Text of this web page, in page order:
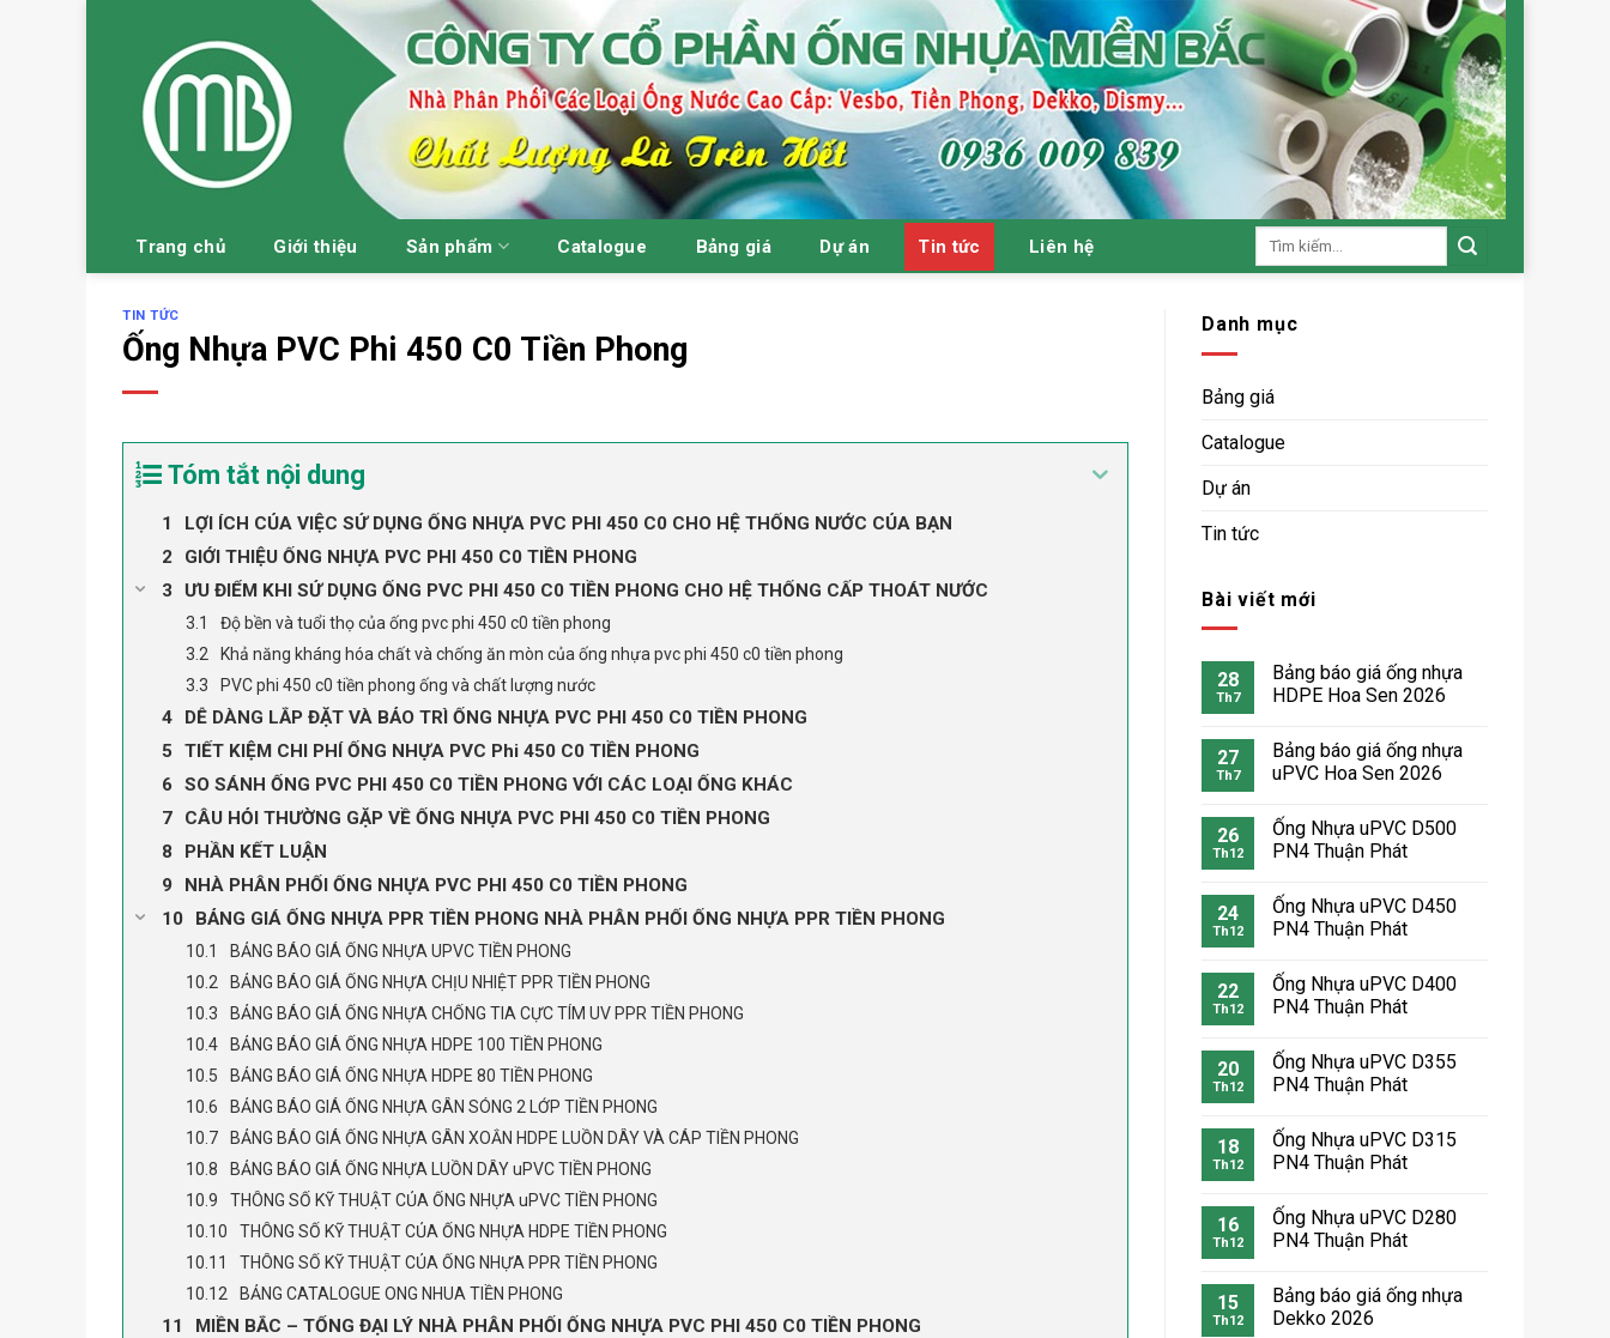
Trang chủ Giới thiệu Sản phẩm Catalogue Bảng giá Dự án Tin tức Liên hệ
Tìm
TIN TỨC
Ống Nhựa PVC Phi 450 C0 Tiền Phong
Tóm tắt nội dung
LỢI ÍCH CỦA VIỆC SỬ DỤNG ỐNG NHỰA PVC PHI 450 C0 CHO HỆ THỐNG NƯỚC CỦA BẠN
GIỚI THIỆU ỐNG NHỰA PVC PHI 450 C0 TIỀN PHONG
ƯU ĐIỂM KHI SỬ DỤNG ỐNG PVC PHI 450 C0 TIỀN PHONG CHO HỆ THỐNG CẤP THOÁT NƯỚC
Độ bền và tuổi thọ của ống pvc phi 450 c0 tiền phong
Khả năng kháng hóa chất và chống ăn mòn của ống nhựa pvc phi 450 c0 tiền phong
PVC phi 450 c0 tiền phong ống và chất lượng nước
DỄ DÀNG LẮP ĐẶT VÀ BẢO TRÌ ỐNG NHỰA PVC PHI 450 C0 TIỀN PHONG
TIẾT KIỆM CHI PHÍ ỐNG NHỰA PVC Phi 450 C0 TIỀN PHONG
SO SÁNH ỐNG PVC PHI 450 C0 TIỀN PHONG VỚI CÁC LOẠI ỐNG KHÁC
CÂU HỎI THƯỜNG GẶP VỀ ỐNG NHỰA PVC PHI 450 C0 TIỀN PHONG
PHẦN KẾT LUẬN
NHÀ PHÂN PHỐI ỐNG NHỰA PVC PHI 450 C0 TIỀN PHONG
BẢNG GIÁ ỐNG NHỰA PPR TIỀN PHONG NHÀ PHÂN PHỐI ỐNG NHỰA PPR TIỀN PHONG
BẢNG BÁO GIÁ ỐNG NHỰA UPVC TIỀN PHONG
BẢNG BÁO GIÁ ỐNG NHỰA CHỊU NHIỆT PPR TIỀN PHONG
BẢNG BÁO GIÁ ỐNG NHỰA CHỐNG TIA CỰC TÍM UV PPR TIỀN PHONG
BẢNG BÁO GIÁ ỐNG NHỰA HDPE 100 TIỀN PHONG
BẢNG BÁO GIÁ ỐNG NHỰA HDPE 80 TIỀN PHONG
BẢNG BÁO GIÁ ỐNG NHỰA GÂN SÓNG 2 LỚP TIỀN PHONG
BẢNG BÁO GIÁ ỐNG NHỰA GÂN XOẮN HDPE LUỒN DÂY VÀ CÁP TIỀN PHONG
BẢNG BÁO GIÁ ỐNG NHỰA LUỒN DÂY uPVC TIỀN PHONG
THÔNG SỐ KỸ THUẬT CỦA ỐNG NHỰA uPVC TIỀN PHONG
THÔNG SỐ KỸ THUẬT CỦA ỐNG NHỰA HDPE TIỀN PHONG
THÔNG SỐ KỸ THUẬT CỦA ỐNG NHỰA PPR TIỀN PHONG
BẢNG CATALOGUE ONG NHUA TIỀN PHONG
MIỀN BẮC – TỔNG ĐẠI LÝ NHÀ PHÂN PHỐI ỐNG NHỰA PVC PHI 450 C0 TIỀN PHONG
Danh mục
Bảng giá
Catalogue
Dự án
Tin tức
Bài viết mới
28
Th7
Bảng báo giá ống nhựa
HDPE Hoa Sen 2026
27
Th7
Bảng báo giá ống nhựa
uPVC Hoa Sen 2026
26
Th12
Ống Nhựa uPVC D500
PN4 Thuận Phát
24
Th12
Ống Nhựa uPVC D450
PN4 Thuận Phát
22
Th12
Ống Nhựa uPVC D400
PN4 Thuận Phát
20
Th12
Ống Nhựa uPVC D355
PN4 Thuận Phát
18
Th12
Ống Nhựa uPVC D315
PN4 Thuận Phát
16
Th12
Ống Nhựa uPVC D280
PN4 Thuận Phát
15
Th12
Bảng báo giá ống nhựa
Dekko 2026